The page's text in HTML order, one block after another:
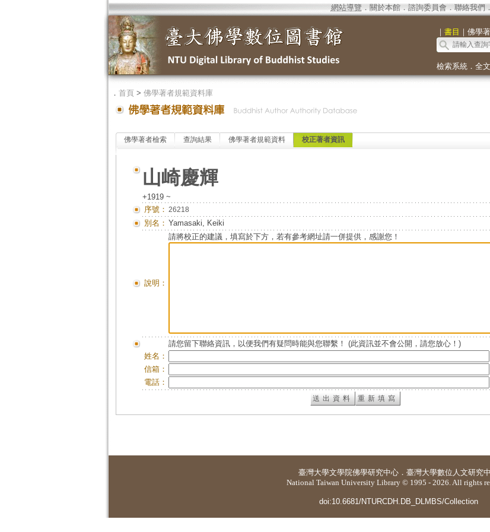
網站導覽 ． 關於本館． 諮詢委員會． 聯絡我們 ．
｜ 書目 ｜ 佛學
檢索系統． 全
． 首頁> 佛學著者規範資料庫
佛學著者檢索 查詢結果 佛學著者規範資料 校正著者資訊
山崎慶輝
+1919 ~
序號： 26218
別名： Yamasaki, Keiki
說明：
請將校正的建議，填寫於下方，若有參考網址請一併提供，感謝您！
請您留下聯絡資訊，以便我們有疑問時能與您聯繫！ (此資訊並不會公開，請您放心！)
姓名：
信箱：
電話：
臺灣大學文學院佛學研究中心 ． 臺灣大學數位人文研究
National Taiwan University Library © 1995 - 2026. All rights
doi:10.6681/NTURCDH.DB_DLMBS/Collection